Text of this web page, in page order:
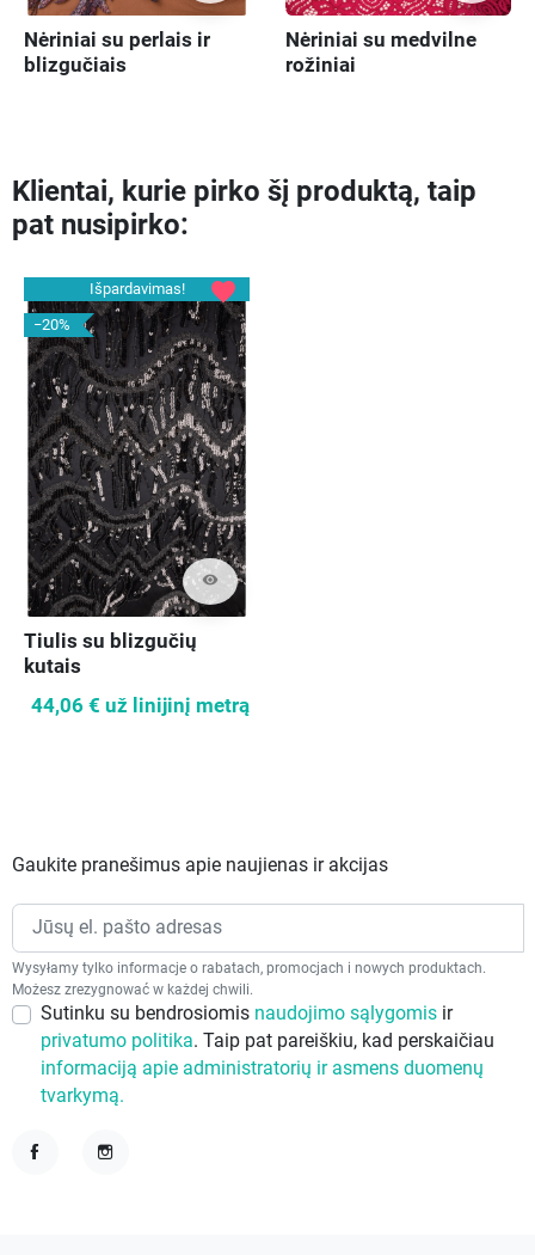
Nėriniai su perlais ir
blizgučiais
Nėriniai su medvilne
rožiniai
Klientai, kurie pirko šį produktą, taip
pat nusipirko:
Išpardavimas!
−20%
visibility
favorite
Tiulis su blizgučių
kutais
44,06 € už linijinį metrą
Gaukite pranešimus apie naujienas ir akcijas
Wysyłamy tylko informacje o rabatach, promocjach i nowych produktach.
Możesz zrezygnować w każdej chwili.
Sutinku su bendrosiomis naudojimo sąlygomis ir
privatumo politika. Taip pat pareiškiu, kad perskaičiau
informaciją apie administratorių ir asmens duomenų
tvarkymą.